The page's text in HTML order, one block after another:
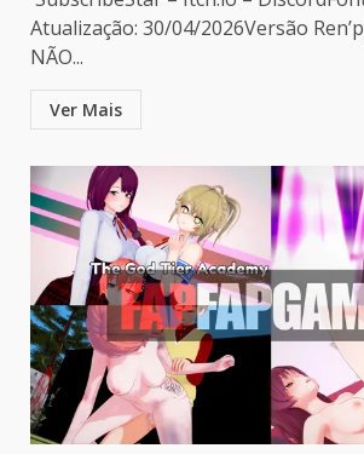
Atualização: 30/04/2026Versão
NÃO...
Ver Mais